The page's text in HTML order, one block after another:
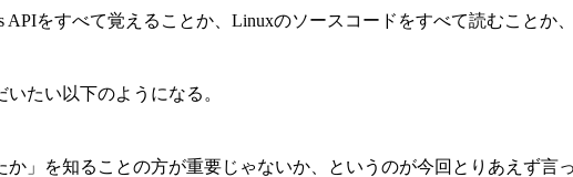
をすべて覚えることか、Linuxのソースコードをすべて読むことか
たい以下のようになる。
」を知ることの方が重要じゃないか、というのが今回とりあえず言